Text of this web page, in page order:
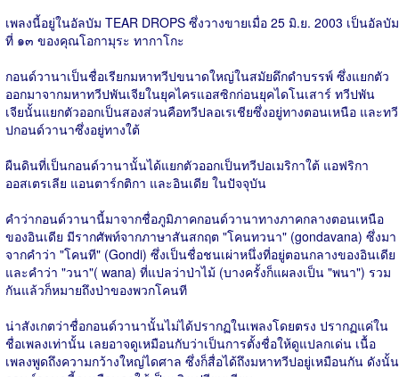
เพลงนี้อยู่ในอัลบัม TEAR DROPS ซึ่งวางขายเมื่อ 25 มิ.ย. 2003 เป็นอัลบัม
ที่ ๑๓ ของคุณโอกามุระ ทากาโกะ
กอนด์วานาเป็นชื่อเรียกมหาทวีปขนาดใหญ่ในสมัยดึกดำบรรพ์ ซึ่งแยกตัว
ออกมาจากมหาทวีปพันเจียในยุคไครแอสซิกก่อนยุคไดโนเสาร์ ทวีปพัน
เจียนั้นแยกตัวออกเป็นสองส่วนคือทวีปลอเรเชียซึ่งอยู่ทางตอนเหนือ และทวี
ปกอนด์วานาซึ่งอยู่ทางใต้
ผืนดินที่เป็นกอนด์วานานั้นได้แยกตัวออกเป็นทวีปอเมริกาใต้ แอฟริกา
ออสเตรเลีย แอนตาร์กติกา และอินเดีย ในปัจจุบัน
คำว่ากอนด์วานานี้มาจากชื่อภูมิภาคกอนด์วานาทางภาคกลางตอนเหนือ
ของอินเดีย มีรากศัพท์จากภาษาสันสกฤต "โคนทวนา" (gondavana) ซึ่งมา
จากคำว่า "โคนที" (Gondi) ซึ่งเป็นชื่อชนเผ่าหนึ่งที่อยู่ตอนกลางของอินเดีย
และคำว่า "วนา"( wana) ที่แปลว่าป่าไม้ (บางครั้งก็แผลงเป็น "พนา") รวม
กันแล้วก็หมายถึงป่าของพวกโคนที
น่าสังเกตว่าชื่อกอนด์วานานั้นไม่ได้ปรากฏในเพลงโดยตรง ปรากฏแค่ใน
ชื่อเพลงเท่านั้น เลยอาจดูเหมือนกับว่าเป็นการตั้งชื่อให้ดูแปลกเด่น เนื้อ
เพลงพูดถึงความกว้างใหญ่ไดศาล ซึ่งก็สื่อได้ถึงมหาทวีปอยู่เหมือนกัน ดังนั้น